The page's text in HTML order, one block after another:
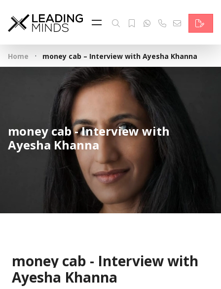
Feed & News
Reading Minds
Themen
Services
Wer wir sind
Kontakt
English
Home · money cab – Interview with Ayesha Khanna
money cab - Interview with
Ayesha Khanna
money cab - Interview with
Ayesha Khanna